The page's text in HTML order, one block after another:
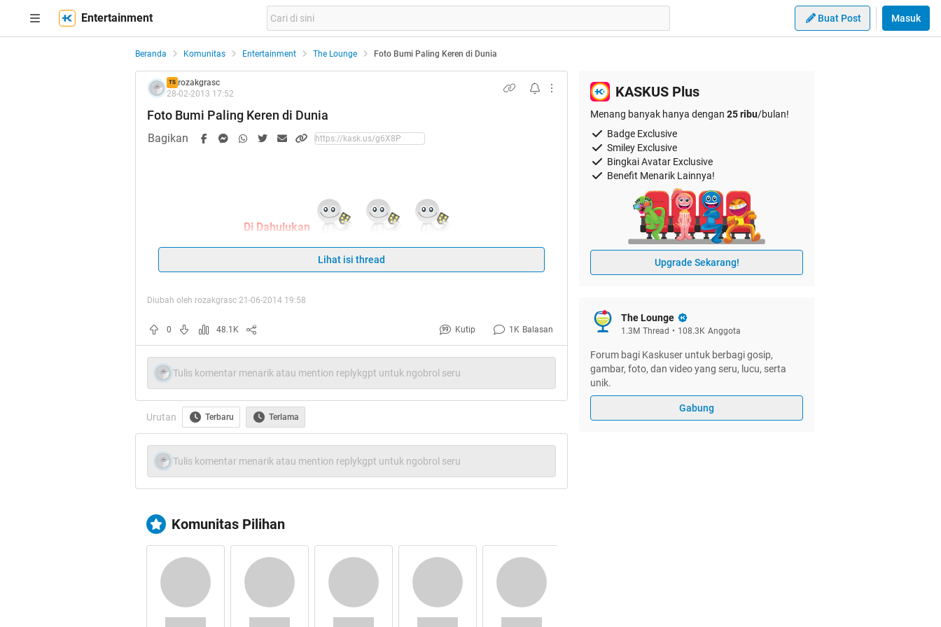
Entertainment Buat Post Masuk
Beranda Komunitas Entertainment The Lounge Foto Bumi Paling Keren di Dunia
TS rozakgrasc
28-02-2013 17:52
Foto Bumi Paling Keren di Dunia
Bagikan
Di Dahulukan
SpoilerforBukti:
Cekidot gan ga usah lama-lama
SpoilerforBumi:
Lihat isi thread
Diubah oleh rozakgrasc 21-06-2014 19:58
0 48.1K Kutip 1K Balasan
Tulis komentar menarik atau mention replykgpt untuk ngobrol seru
Urutan Terbaru Terlama
Tulis komentar menarik atau mention replykgpt untuk ngobrol seru
Komunitas Pilihan
KASKUS Plus
Menang banyak hanya dengan 25 ribu/bulan!
Badge Exclusive
Smiley Exclusive
Bingkai Avatar Exclusive
Benefit Menarik Lainnya!
Upgrade Sekarang!
The Lounge
1.3M Thread • 108.3K Anggota
Forum bagi Kaskuser untuk berbagi gosip,
gambar, foto, dan video yang seru, lucu, serta
unik.
Gabung